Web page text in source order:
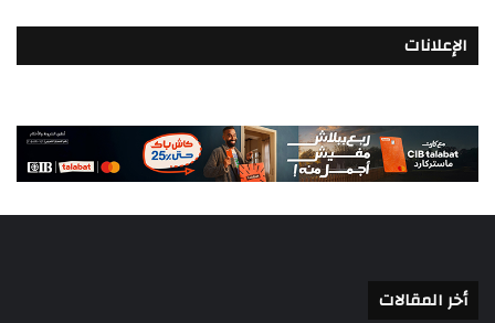
الإعلانات
أخر المقالات